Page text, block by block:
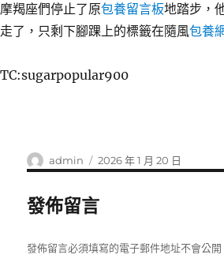
摩羯座們停止了原包養留言板地踏步，
走了，只剩下腳踝上的標籤在隨風包養
TC:sugarpopular900
作
者
admin
發
佈
2026 年 1 月 20 日
發佈留言
發佈留言必須填寫的電子郵件地址不會公開